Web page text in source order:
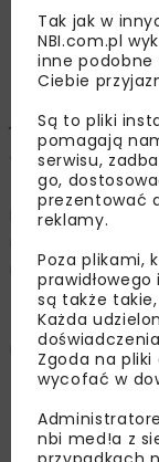
- Rozwiązania
uzyskanie
w środowisku w
cały proces
jej realizację –
Wsparcie w
Technologies –
było zaś
na
życia najbardziej
Zrealizowano w
mln euro.
- Mieliśmy też
firmy przez nie
od fazy
Tak jak w
NBI.com.pl
inne podobne
Ciebie
Są to pliki
pomagają
serwisu,
go,
prezentować
reklamy.
Poza plikami,
są także
Każda
Zgoda na
wycofać w
nbi med!a z